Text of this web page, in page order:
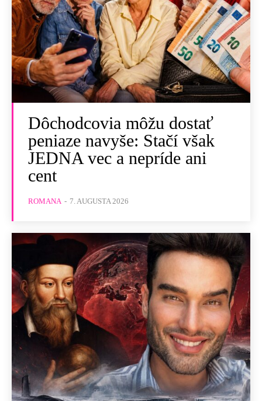
Dôchodcovia môžu dostať
peniaze navyše: Stačí však
JEDNA vec a nepríde ani
cent
ROMANA - 7. AUGUSTA 2026